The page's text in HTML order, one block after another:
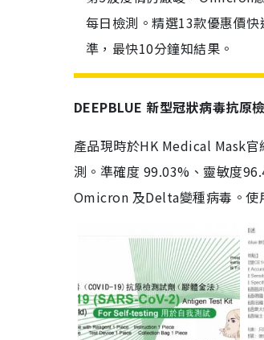
每日檢測。精選13款優惠價
準，最快10分鐘知結果。
DEEPBLUE 新型冠狀病毒抗原
產品現時於HK Medical Mask
測。準確度 99.03%、靈敏度
Omicron 及Delta變種病毒。使